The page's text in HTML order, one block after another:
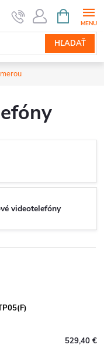
HĽADAŤ
KOŠÍK
videotelefóny
529,40 €